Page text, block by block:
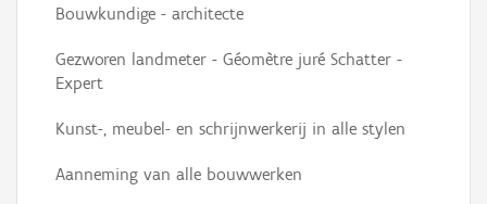
AanmeldenBouwkundige - architecte
Gezworen landmeter - Géomètre juré Schatter -
Expert
Kunst-, meubel- en schrijnwerkerij in alle stylen
Aanneming van alle bouwwerken